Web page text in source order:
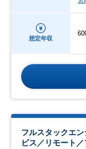
想定年収
フルスタックエ
ビス／リモート／